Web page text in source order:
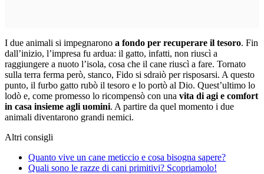
I due animali si impegnarono a fondo per recuperare il tesoro. Fin
dall’inizio, l’impresa fu ardua: il gatto, infatti, non riuscì a
raggiungere a nuoto l’isola, cosa che il cane riuscì a fare. Tornato
sulla terra ferma però, stanco, Fido si sdraiò per risposarsi. A questo
punto, il furbo gatto rubò il tesoro e lo portò al Dio. Quest’ultimo lo
lodò e, come promesso lo ricompensò con una vita di agi e comfort
in casa insieme agli uomini. A partire da quel momento i due
animali diventarono grandi nemici.
Altri consigli
Quanto vive un cane meticcio e cosa bisogna sapere?
Quali sono le razze di cani primitivi? Scopriamolo!